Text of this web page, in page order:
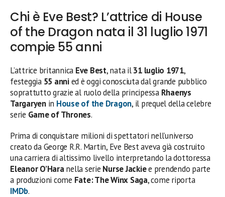
Chi è Eve Best? L’attrice di House
of the Dragon nata il 31 luglio 1971
compie 55 anni
L’attrice britannica Eve Best, nata il31 luglio 1971,
festeggia 55 annied è oggi conosciuta dal grande pubblico
soprattutto grazie al ruolo della principessa Rhaenys
Targaryenin House of the Dragon, il prequel della celebre
serie Game of Thrones.
Prima di conquistare milioni di spettatori nell’universo
creato da George R.R. Martin, Eve Best aveva già costruito
una carriera di altissimo livello interpretando la dottoressa
Eleanor O’Haranella serie Nurse Jackiee prendendo parte
a produzioni come Fate: The Winx Saga, come riporta
IMDb.